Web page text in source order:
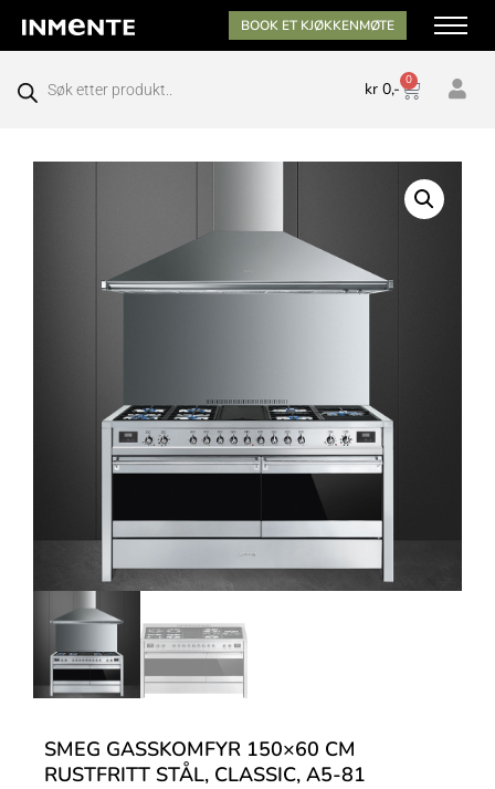
BOOK ET KJØKKENMØTE
kr0,- 0
SMEG GASSKOMFYR 150×60 CM
RUSTFRITT STÅL, CLASSIC, A5-81